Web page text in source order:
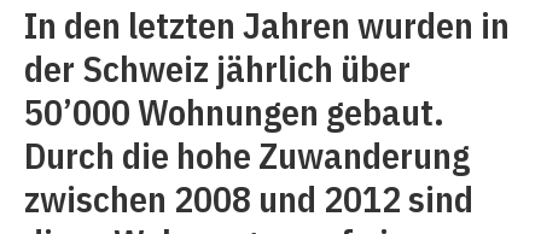
In den letzten Jahren wurden in
der Schweiz jährlich über
50’000 Wohnungen gebaut.
Durch die hohe Zuwanderung
zwischen 2008 und 2012 sind